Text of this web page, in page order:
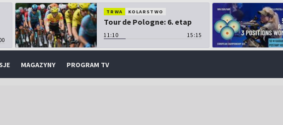
TRWA KOLARSTWO
Tour de Pologne: 6. etap
11:10 15:15
MAGAZYNY PROGRAM TV